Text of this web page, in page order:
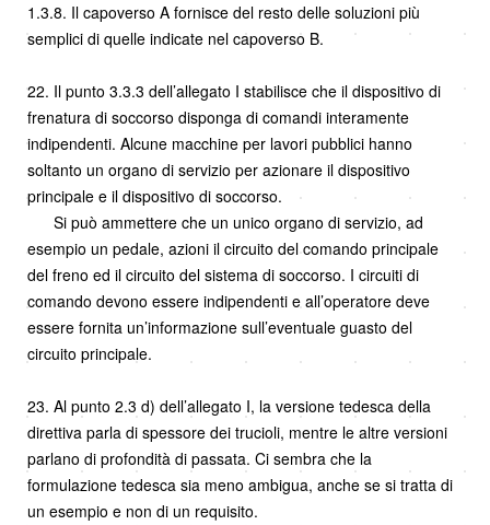
1.3.8. Il capoverso A fornisce del resto delle soluzioni più
semplici di quelle indicate nel capoverso B.
22. Il punto 3.3.3 dell’allegato I stabilisce che il dispositivo di
frenatura di soccorso disponga di comandi interamente
indipendenti. Alcune macchine per lavori pubblici hanno
soltanto un organo di servizio per azionare il dispositivo
principale e il dispositivo di soccorso.
Si può ammettere che un unico organo di servizio, ad
esempio un pedale, azioni il circuito del comando principale
del freno ed il circuito del sistema di soccorso. I circuiti di
comando devono essere indipendenti e all’operatore deve
essere fornita un’informazione sull’eventuale guasto del
circuito principale.
23. Al punto 2.3 d) dell’allegato I, la versione tedesca della
direttiva parla di spessore dei trucioli, mentre le altre versioni
parlano di profondità di passata. Ci sembra che la
formulazione tedesca sia meno ambigua, anche se si tratta di
un esempio e non di un requisito.